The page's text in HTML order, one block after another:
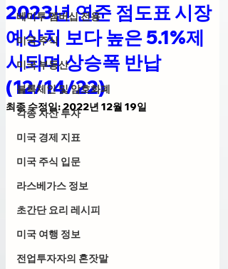
베미투 멤버십 전용
미국 주식
미국 부동산
블록체인 및 암호화폐
각종 자산 투자
미국 경제 지표
미국 주식 입문
라스베가스 정보
초간단 요리 레시피
미국 여행 정보
전업투자자의 혼잣말
2023년 연준 점도표 시장
예상치 보다 높은 5.1%제
시되며 상승폭 반납
(12/14/22)
최종 수정일:2022년 12월 19일